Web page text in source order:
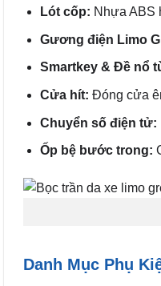
Lót cốp: Nhựa ABS
Gương điện Limo
Smartkey & Đề nổ
Cửa hít: Đóng cửa
Chuyển số điện tử:
Ốp bệ bước trong:
Danh Mục Phụ